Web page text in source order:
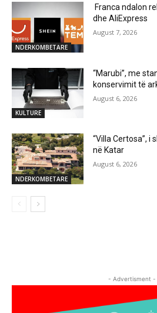
NDERKOMBETARE
Franca ndalon
dhe AliExpress
August 7, 2026
KULTURE
“Marubi”, me
konservimit të
August 6, 2026
NDERKOMBETARE
“Villa Certosa”,
në Katar
August 6, 2026
- Advertisment -